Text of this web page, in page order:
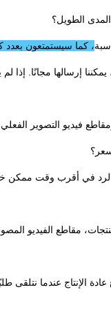
الطويل؟
كما سيستمتعون بعدد
يمكننا إرسالها مجانًا.
فيديو التصوير
في أقرب وقت ممكن
مقاطع الفيديو
الإنتاج عندما نتلقى